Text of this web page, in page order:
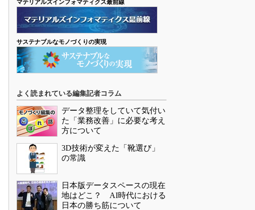
マテリアルズインフォマティクス最前線
サステナブルなモノづくりの実現
よく読まれている編集記者コラム
データ整理をしていて気付い
た「業務改善」に必要な考え
方について
3D技術が変えた「靴選び」
の常識
日本版データスペースの現在
地はどこ？ AI時代における
日本の勝ち筋について